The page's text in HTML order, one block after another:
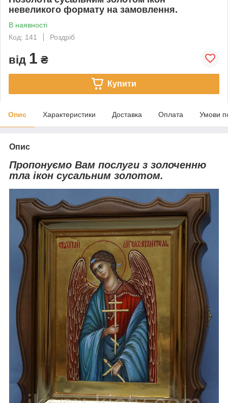
невеликого формату на замовлення.
В наявності
Код: 141
Роздріб
від 1 ₴
Купити
Опис Характеристики Доставка Оплата Умови
Опис
Пропонуємо Вам послуги з золоченню
тла ікон сусальним золотом.